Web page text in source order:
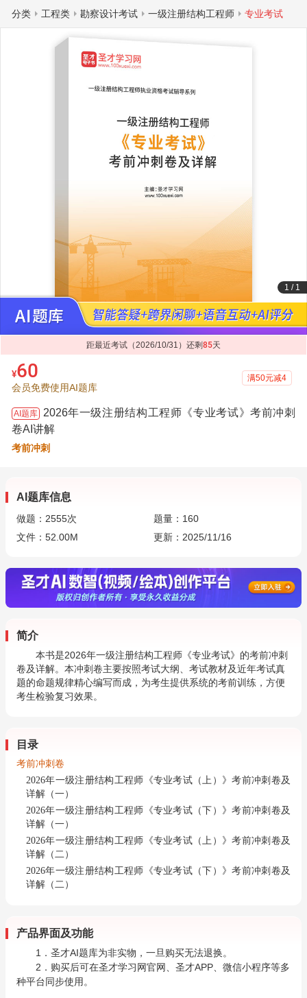
分类 工程类 勘察设计考试 一级注册结构工程师 专业考试
1 / 1
距最近考试（2026/10/31）还剩85天
¥60
会员免费使用AI题库
满50元减4
AI题库
2026年一级注册结构工程师《专业考试》考前冲刺
卷AI讲解
考前冲刺
AI题库信息
做题： 2555次
题量：160
文件：52.00M
更新：2025/11/16
简介
本书是2026年一级注册结构工程师《专业考试》的考前冲刺
卷及详解。本冲刺卷主要按照考试大纲、考试教材及近年考试真
题的命题规律精心编写而成，为考生提供系统的考前训练，方便
考生检验复习效果。
目录
考前冲刺卷
2026年一级注册结构工程师《专业考试（上）》考前冲刺卷及
详解（一）
2026年一级注册结构工程师《专业考试（下）》考前冲刺卷及
详解（一）
2026年一级注册结构工程师《专业考试（上）》考前冲刺卷及
详解（二）
2026年一级注册结构工程师《专业考试（下）》考前冲刺卷及
详解（二）
产品界面及功能
1．圣才AI题库为非实物，一旦购买无法退换。
2．购买后可在圣才学习网官网、圣才APP、微信小程序等多
种平台同步使用。